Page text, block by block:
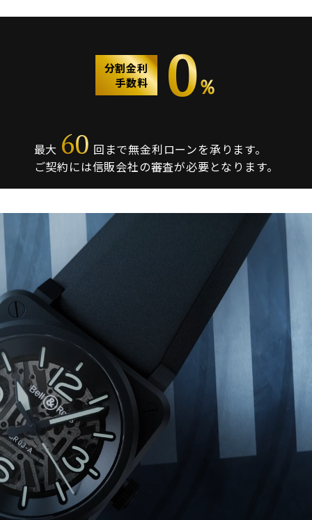
分割金利
手数料
0％
最大 60 回まで無金利ローンを承ります。
ご契約には信販会社の審査が必要となります。